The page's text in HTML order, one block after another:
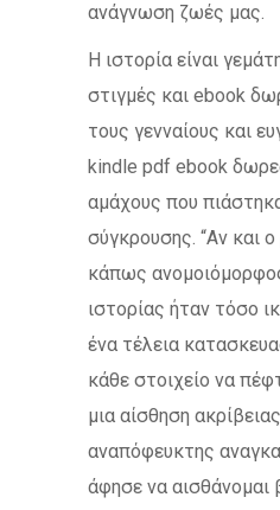
ανάγνωση ζωές μας.
Η ιστορία είναι
στιγμές και ebook
τους γενναίους και
kindle pdf ebook
αμάχους που
σύγκρουσης. “Αν και
κάπως
ιστορίας ήταν τόσο
ένα τέλεια
κάθε στοιχείο να
μια αίσθηση
αναπόφευκτης
άφησε να αισθάνομαι